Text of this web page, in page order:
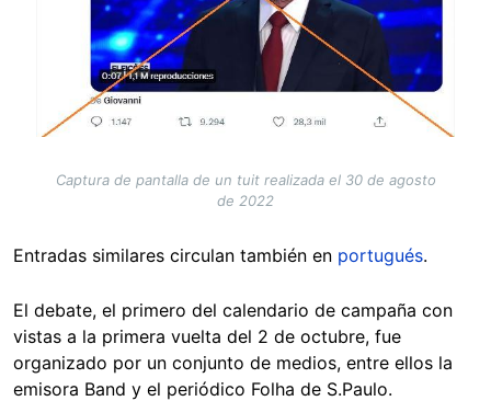
Captura de pantalla de un tuit realizada el 30 de agosto
de 2022
Entradas similares circulan también en portugués.
El debate, el primero del calendario de campaña con
vistas a la primera vuelta del 2 de octubre, fue
organizado por un conjunto de medios, entre ellos la
emisora Band y el periódico Folha de S.Paulo.